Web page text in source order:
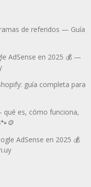
de referidos — Guía
AdSense en 2025 💰 —
guía completa para
es, cómo funciona,
AdSense en 2025 💰